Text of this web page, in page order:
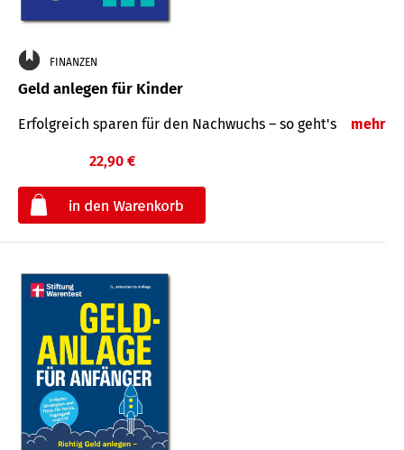
FINANZEN
Geld anlegen für Kinder
Erfolgreich sparen für den Nachwuchs – so geht's mehr
22,90 €